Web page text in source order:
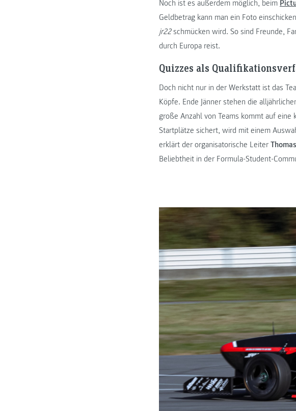
Noch ist es außerdem möglich, beim
Geldbetrag kann man ein Foto
jr22schmücken wird. So sind Freunde,
durch Europa reist.
Quizzes als
Doch nicht nur in der Werkstatt ist das
Köpfe. Ende Jänner stehen die
große Anzahl von Teams kommt auf
Startplätze sichert, wird mit einem
erklärt der organisatorische Leiter
Beliebtheit in der Formula-Student-